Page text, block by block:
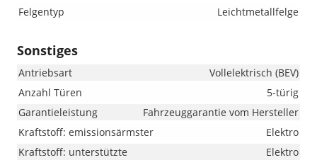
Felgentyp
Leichtmetallfelge
Sonstiges
Antriebsart
Vollelektrisch (BEV)
Anzahl Türen
5-türig
Garantieleistung
Fahrzeuggarantie vom Hersteller
Kraftstoff: emissionsärmster
Elektro
Kraftstoff: unterstützte
Elektro